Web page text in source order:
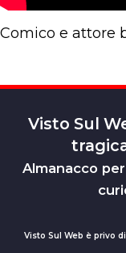
Comico e attore
Visto Sul
Almanacco
Visto Sul Web è privo